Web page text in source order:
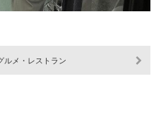
ルメ・レストラン